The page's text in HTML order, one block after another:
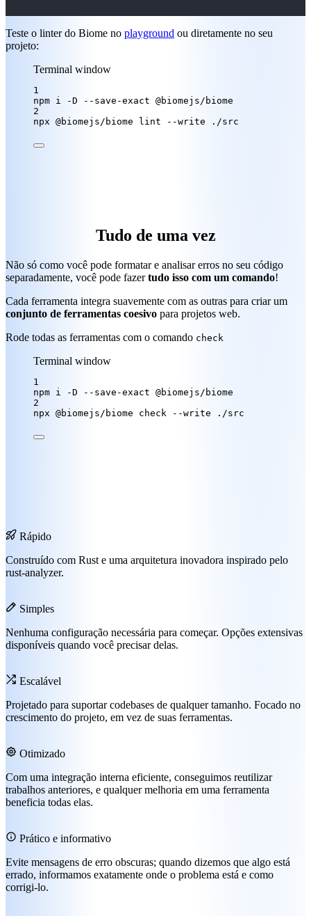
Teste o linter do Biome no playground ou diretamente no seu
projeto:
Terminal window
1
npm i -D --save-exact @biomejs/biome
2
npx @biomejs/biome lint --write ./src
Tudo de uma vez
Não só como você pode formatar e analisar erros no seu código
separadamente, você pode fazertudo isso com um comando!
Cada ferramenta integra suavemente com as outras para criar um
conjunto de ferramentas coesivo para projetos web.
Rode todas as ferramentas com o comando check
Terminal window
1
npm i -D --save-exact @biomejs/biome
2
npx @biomejs/biome check --write ./src
Rápido
Construído com Rust e uma arquitetura inovadora inspirado pelo
rust-analyzer.
Simples
Nenhuma configuração necessária para começar. Opções extensivas
disponíveis quando você precisar delas.
Escalável
Projetado para suportar codebases de qualquer tamanho. Focado no
crescimento do projeto, em vez de suas ferramentas.
Otimizado
Com uma integração interna eficiente, conseguimos reutilizar
trabalhos anteriores, e qualquer melhoria em uma ferramenta
beneficia todas elas.
Prático e informativo
Evite mensagens de erro obscuras; quando dizemos que algo está
errado, informamos exatamente onde o problema está e como
corrigi-lo.